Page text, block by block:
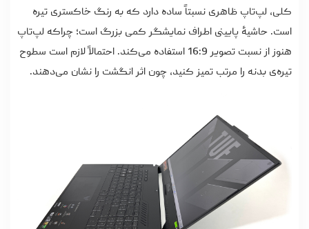
کلی، لپ‌تاپ ظاهری نسبتاً ساده دارد که به رنگ خاکستری تیره
است. حاشیۀ پایینی اطراف نمایشگر کمی بزرگ است؛ چراکه لپ‌تاپ
هنوز از نسبت تصویر 16:9 استفاده می‌کند. احتمالاً لازم است سطوح
تیره‌ی بدنه را مرتب تمیز کنید، چون اثر انگشت را نشان می‌دهند.